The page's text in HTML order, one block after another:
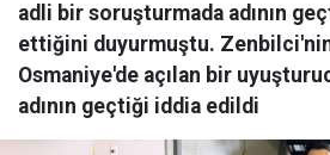
adli bir soruşturmada adının
ettiğini duyurmuştu.
Osmaniye'de açılan bir
adının geçtiği iddia edildi